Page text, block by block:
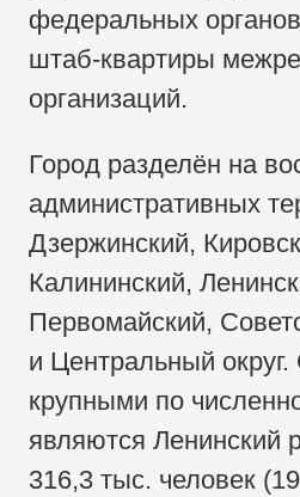
федеральных
штаб-квартиры
организаций.
Город разделён на
административных
Дзержинский,
Калининский,
Первомайский,
и Центральный
крупными по
являются Ленинский
316,3 тыс. человек